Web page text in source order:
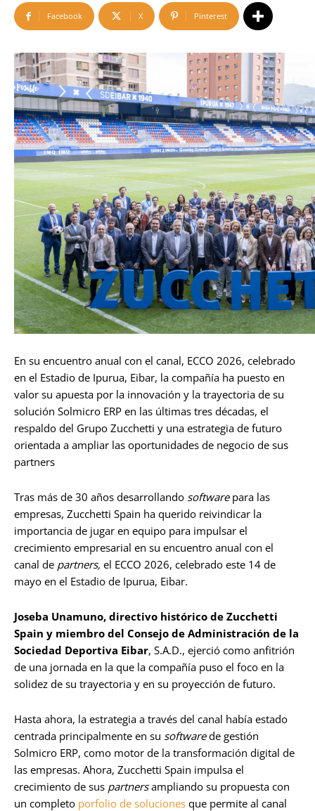
Facebook X Pinterest
En su encuentro anual con el canal, ECCO 2026, celebrado
en el Estadio de Ipurua, Eibar, la compañía ha puesto en
valor su apuesta por la innovación y la trayectoria de su
solución Solmicro ERP en las últimas tres décadas, el
respaldo del Grupo Zucchetti y una estrategia de futuro
orientada a ampliar las oportunidades de negocio de sus
partners
Tras más de 30 años desarrollando softwarepara las
empresas, Zucchetti Spain ha querido reivindicar la
importancia de jugar en equipo para impulsar el
crecimiento empresarial en su encuentro anual con el
canal de partners, el ECCO 2026, celebrado este 14 de
mayo en el Estadio de Ipurua, Eibar.
Joseba Unamuno, directivo histórico de Zucchetti
Spain y miembro del Consejo de Administración de la
Sociedad Deportiva Eibar, S.A.D., ejerció como anfitrión
de una jornada en la que la compañía puso el foco en la
solidez de su trayectoria y en su proyección de futuro.
Hasta ahora, la estrategia a través del canal había estado
centrada principalmente en su softwarede gestión
Solmicro ERP, como motor de la transformación digital de
las empresas. Ahora, Zucchetti Spain impulsa el
crecimiento de sus partnersampliando su propuesta con
un completo porfolio de soluciones que permite al canal